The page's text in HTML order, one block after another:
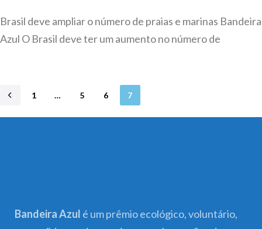
Brasil deve ampliar o número de praias e marinas Bandeira
Azul O Brasil deve ter um aumento no número de
1 … 5 6 7
Bandeira Azul é um prêmio ecológico, voluntário,